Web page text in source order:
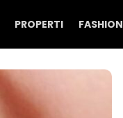
PROPERTI FASHION